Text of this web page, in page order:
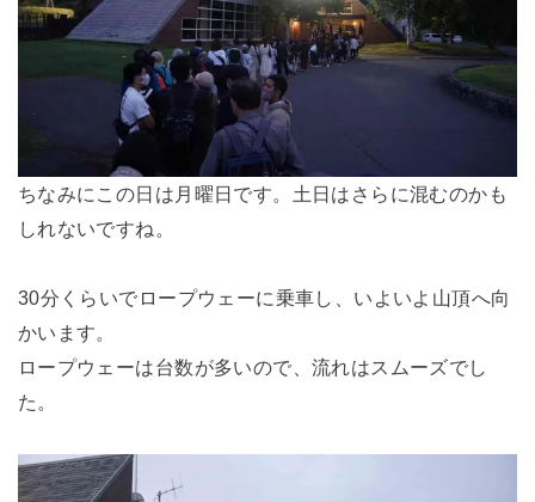
ちなみにこの日は月曜日です。土日はさらに混むのかも
しれないですね。
30分くらいでロープウェーに乗車し、いよいよ山頂へ向
かいます。
ロープウェーは台数が多いので、流れはスムーズでし
た。